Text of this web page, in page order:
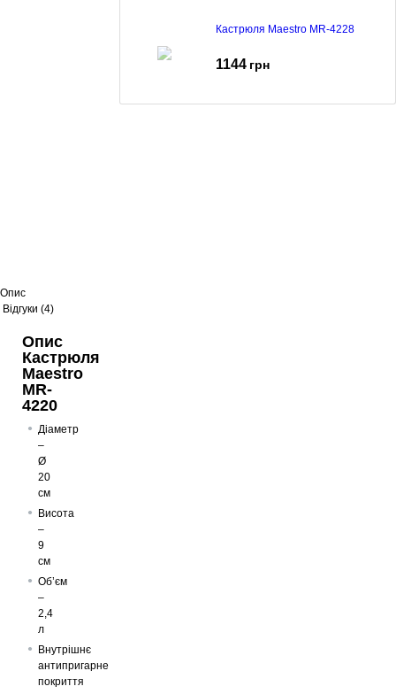
Кастрюля Maestro MR-4228
1144 грн
Опис
Відгуки (4)
Опис
Кастрюля
Maestro
MR-
4220
Діаметр
–
Ø
20
см
Висота
–
9
см
Об’єм
–
2,4
л
Внутрішнє
антипригарне
покриття